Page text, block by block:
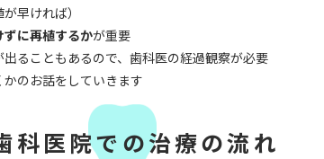
早ければ）
ずに再植するかが重要
ることもあるので、 歯科医の経過観察が必要
のお話をしていきます
科医院での治療の流れ